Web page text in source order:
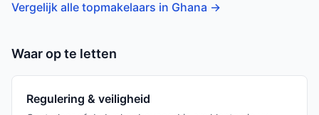
Vergelijk alle topmakelaars in Ghana →
Waar op te letten
Regulering & veiligheid